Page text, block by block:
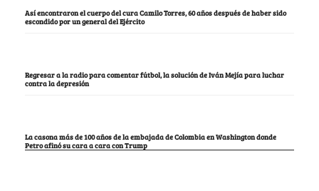
Así encontraron el cuerpo del cura Camilo Torres, 60 años después de haber sido
escondido por un general del Ejército
Regresar a la radio para comentar fútbol, la solución de Iván Mejía para luchar
contra la depresión
La casona más de 100 años de la embajada de Colombia en Washington donde
Petro afinó su cara a cara con Trump